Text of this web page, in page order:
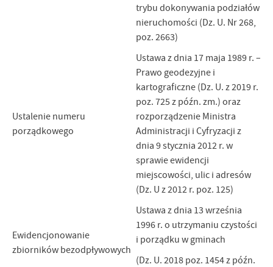
trybu dokonywania podziałów
nieruchomości (Dz. U. Nr 268,
poz. 2663)
Ustalenie numeru
porządkowego
Ustawa z dnia 17 maja 1989 r. –
Prawo geodezyjne i
kartograficzne (Dz. U. z 2019 r.
poz. 725 z późn. zm.) oraz
rozporządzenie Ministra
Administracji i Cyfryzacji z
dnia 9 stycznia 2012 r. w
sprawie ewidencji
miejscowości, ulic i adresów
(Dz. U z 2012 r. poz. 125)
Ewidencjonowanie
zbiorników bezodpływowych
Ustawa z dnia 13 września
1996 r. o utrzymaniu czystości
i porządku w gminach
(Dz. U. 2018 poz. 1454 z późn.